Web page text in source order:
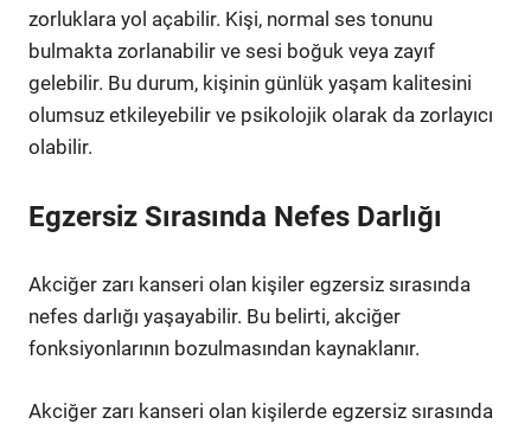
zorluklara yol açabilir. Kişi, normal ses tonunu
bulmakta zorlanabilir ve sesi boğuk veya zayıf
gelebilir. Bu durum, kişinin günlük yaşam kalitesini
olumsuz etkileyebilir ve psikolojik olarak da zorlayıcı
olabilir.
Egzersiz Sırasında Nefes Darlığı
Akciğer zarı kanseri olan kişiler egzersiz sırasında
nefes darlığı yaşayabilir. Bu belirti, akciğer
fonksiyonlarının bozulmasından kaynaklanır.
Akciğer zarı kanseri olan kişilerde egzersiz sırasında